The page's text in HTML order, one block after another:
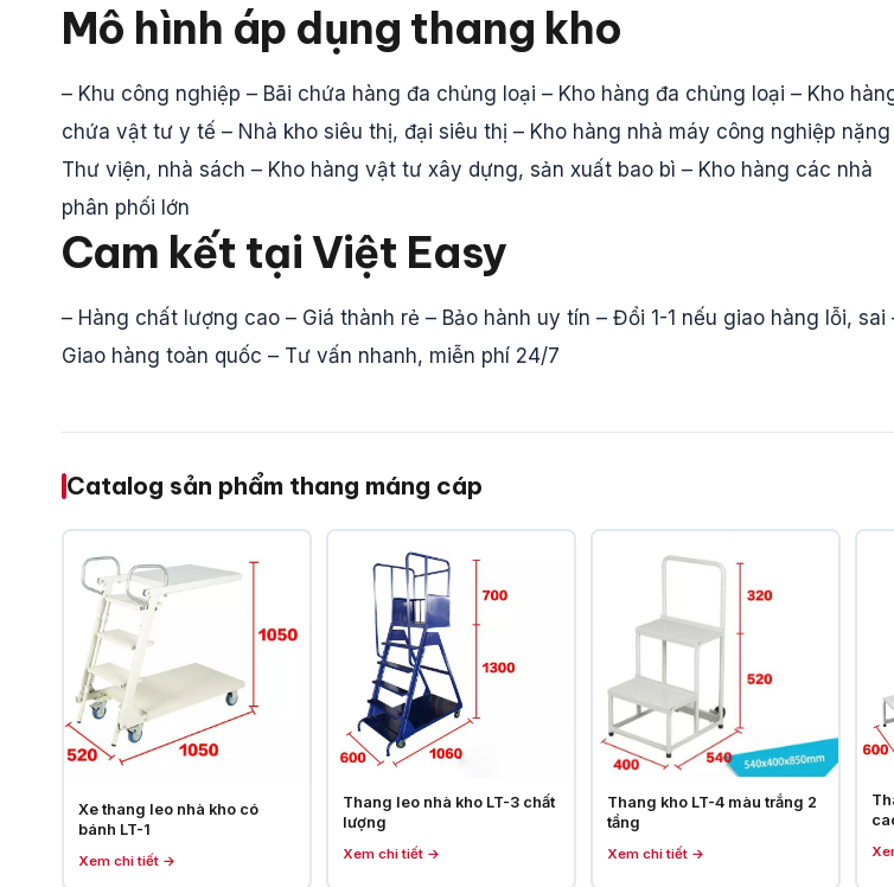
Mô hình áp dụng thang kho
– Khu công nghiệp – Bãi chứa hàng đa chủng loại – Kho hàng đa chủng loại – Kho
chứa vật tư y tế – Nhà kho siêu thị, đại siêu thị – Kho hàng nhà máy công nghiệp nặng
Thư viện, nhà sách – Kho hàng vật tư xây dựng, sản xuất bao bì – Kho hàng các nhà
phân phối lớn
Cam kết tại Việt Easy
– Hàng chất lượng cao – Giá thành rẻ – Bảo hành uy tín – Đổi 1-1 nếu giao hàng lỗi, sai
Giao hàng toàn quốc – Tư vấn nhanh, miễn phí 24/7
Catalog sản phẩm thang máng cáp
Xe thang leo nhà kho có
bánh LT-1
Xem chi tiết →
Thang leo nhà kho LT-3 chất
lượng
Xem chi tiết →
Thang kho LT-4 màu trắng 2
tầng
Xem chi tiết →